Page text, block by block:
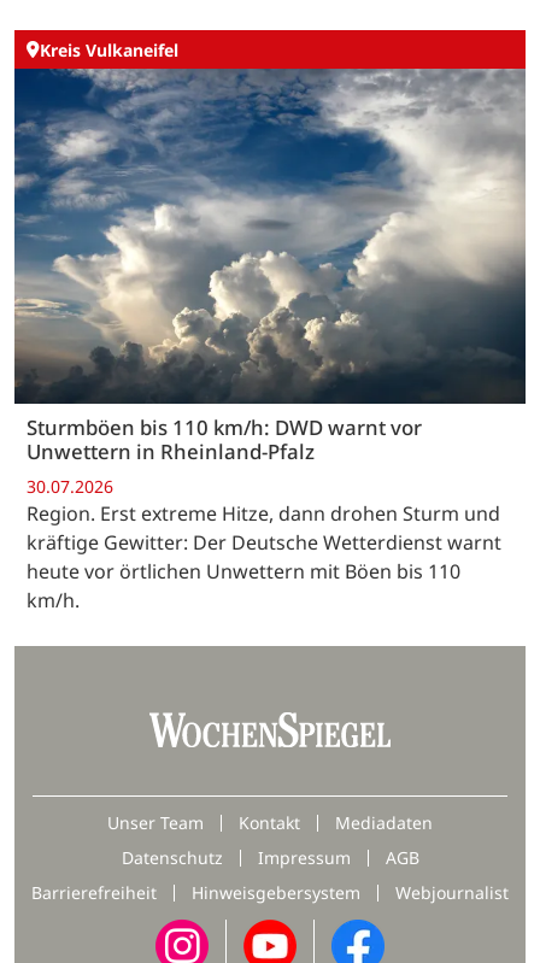
Kreis Vulkaneifel
Sturmböen bis 110 km/h: DWD warnt vor
Unwettern in Rheinland-Pfalz
30.07.2026
Region. Erst extreme Hitze, dann drohen Sturm und
kräftige Gewitter: Der Deutsche Wetterdienst warnt
heute vor örtlichen Unwettern mit Böen bis 110
km/h.
Unser Team Kontakt
Mediadaten
Datenschutz
Impressum
AGB
Barrierefreiheit
Hinweisgebersystem Webjournalist